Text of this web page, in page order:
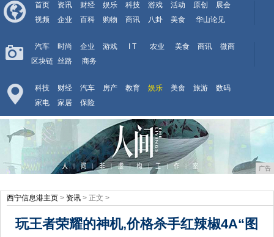
首页 资讯 财经 娱乐 科技 游戏 活动 原创
展会
视频
企业 百科 购物 商讯 八卦 美食 华山论见
汽车 时尚 企业 游戏 I T 农业 美食 商讯
微商
区块链 丝路 商务
科技 财经 汽车 房产 教育 娱乐 美食 旅游
数码
家电
家居 保险
广告
西宁信息港主页 > 资讯 > 正文 >
玩王者荣耀的神机,价格杀手红辣椒4A“图